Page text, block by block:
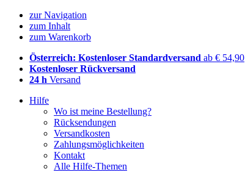
zur Navigation
zum Inhalt
zum Warenkorb
Österreich: Kostenloser Standardversand ab € 54,90
Kostenloser Rückversand
24 h Versand
Hilfe
Wo ist meine Bestellung?
Rücksendungen
Versandkosten
Zahlungsmöglichkeiten
Kontakt
Alle Hilfe-Themen